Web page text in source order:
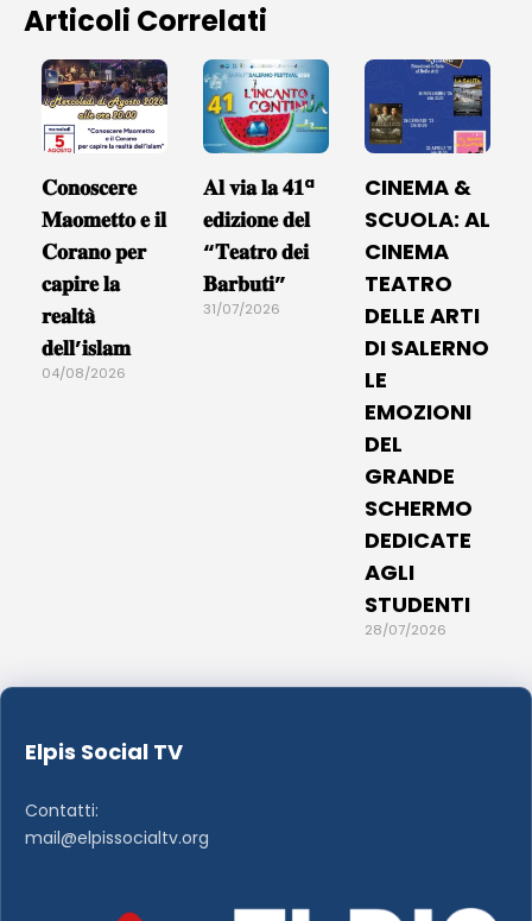
Articoli Correlati
𝐂𝐨𝐧𝐨𝐬𝐜𝐞𝐫𝐞
𝐌𝐚𝐨𝐦𝐞𝐭𝐭𝐨 𝐞 𝐢𝐥
𝐂𝐨𝐫𝐚𝐧𝐨 𝐩𝐞𝐫
𝐜𝐚𝐩𝐢𝐫𝐞 𝐥𝐚
𝐫𝐞𝐚𝐥𝐭𝐚̀
𝐝𝐞𝐥𝐥’𝐢𝐬𝐥𝐚𝐦
04/08/2026
𝐀𝐥 𝐯𝐢𝐚 𝐥𝐚 𝟒𝟏ª
𝐞𝐝𝐢𝐳𝐢𝐨𝐧𝐞 𝐝𝐞𝐥
“𝐓𝐞𝐚𝐭𝐫𝐨 𝐝𝐞𝐢
𝐁𝐚𝐫𝐛𝐮𝐭𝐢”
31/07/2026
CINEMA &
SCUOLA: AL
CINEMA
TEATRO
DELLE ARTI
DI SALERNO
LE
EMOZIONI
DEL
GRANDE
SCHERMO
DEDICATE
AGLI
STUDENTI
28/07/2026
Elpis Social TV
Contatti:
mail@elpissocialtv.org